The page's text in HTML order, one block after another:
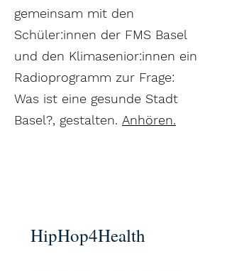
gemeinsam mit den
Schüler:innen der FMS Basel
und den Klimasenior:innen ein
Radioprogramm zur Frage:
Was ist eine gesunde Stadt
Basel?, gestalten. Anhören.
HipHop4Health